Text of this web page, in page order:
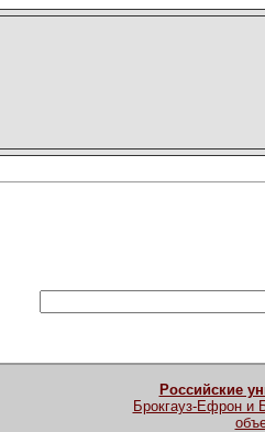
Российские
Брокгауз-Ефрон и